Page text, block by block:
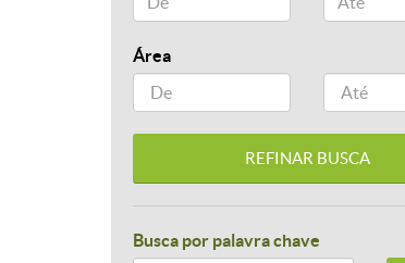
Área
Busca por palavra chave